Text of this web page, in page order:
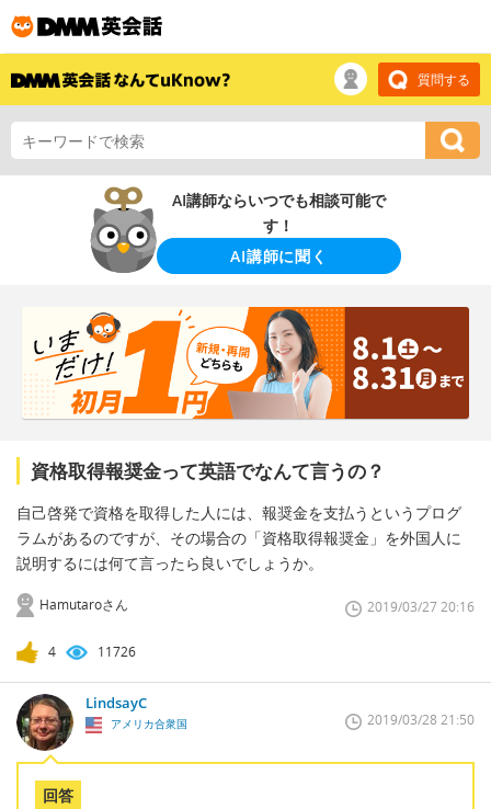
質問する
AI講師ならいつでも相談可能で
す！
AI講師に聞く
資格取得報奨金って英語でなんて言うの？
自己啓発で資格を取得した人には、報奨金を支払うというプログ
ラムがあるのですが、その場合の「資格取得報奨金」を外国人に
説明するには何て言ったら良いでしょうか。
Hamutaroさん 2019/03/27 20:16
4 11726
LindsayC
アメリカ合衆国 2019/03/28 21:50
回答